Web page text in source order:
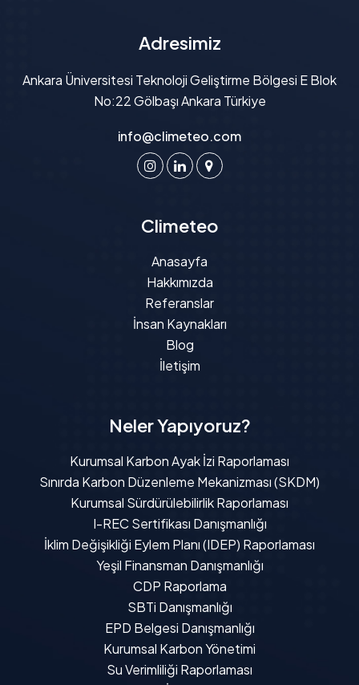
Adresimiz
Ankara Üniversitesi Teknoloji Geliştirme Bölgesi E Blok
No:22 Gölbaşı Ankara Türkiye
info@climeteo.com
Climeteo
Anasayfa
Hakkımızda
Referanslar
İnsan Kaynakları
Blog
İletişim
Neler Yapıyoruz?
Kurumsal Karbon Ayak İzi Raporlaması
Sınırda Karbon Düzenleme Mekanizması (SKDM)
Kurumsal Sürdürülebilirlik Raporlaması
I-REC Sertifikası Danışmanlığı
İklim Değişikliği Eylem Planı (IDEP) Raporlaması
Yeşil Finansman Danışmanlığı
CDP Raporlama
SBTi Danışmanlığı
EPD Belgesi Danışmanlığı
Kurumsal Karbon Yönetimi
Su Verimliliği Raporlaması